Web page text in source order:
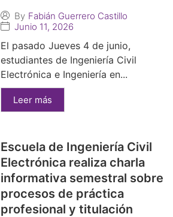
By Fabián Guerrero Castillo
Junio 11, 2026
El pasado Jueves 4 de junio,
estudiantes de Ingeniería Civil
Electrónica e Ingeniería en...
Leer más
Escuela de Ingeniería Civil
Electrónica realiza charla
informativa semestral sobre
procesos de práctica
profesional y titulación